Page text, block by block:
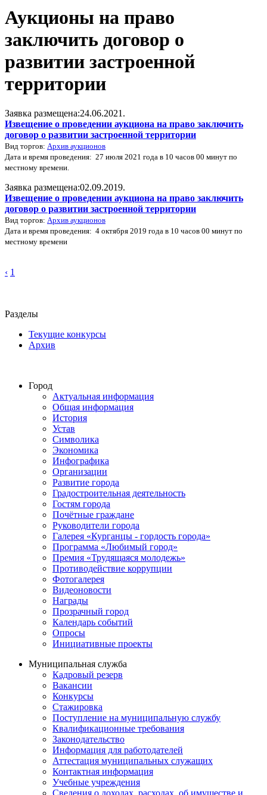
Аукционы на право
заключить договор о
развитии застроенной
территории
Заявка размещена:24.06.2021.
Извещение о проведении аукциона на право заключить
договор о развитии застроенной территории
Вид торгов: Архив аукционов
Дата и время проведения: 27 июля 2021 года в 10 часов 00 минут по
местному времени.
Заявка размещена:02.09.2019.
Извещение о проведении аукциона на право заключить
договор о развитии застроенной территории
Вид торгов: Архив аукционов
Дата и время проведения: 4 октября 2019 года в 10 часов 00 минут по
местному времени
‹ 1
Разделы
Текущие конкурсы
Архив
Город
Актуальная информация
Общая информация
История
Устав
Символика
Экономика
Инфографика
Организации
Развитие города
Градостроительная деятельность
Гостям города
Почётные граждане
Руководители города
Галерея «Курганцы - гордость города»
Программа «Любимый город»
Премия «Трудящаяся молодежь»
Противодействие коррупции
Фотогалерея
Видеоновости
Награды
Прозрачный город
Календарь событий
Опросы
Инициативные проекты
Муниципальная служба
Кадровый резерв
Вакансии
Конкурсы
Стажировка
Поступление на муниципальную службу
Квалификационные требования
Законодательство
Информация для работодателей
Аттестация муниципальных служащих
Контактная информация
Учебные учреждения
Сведения о доходах, расходах, об имуществе и